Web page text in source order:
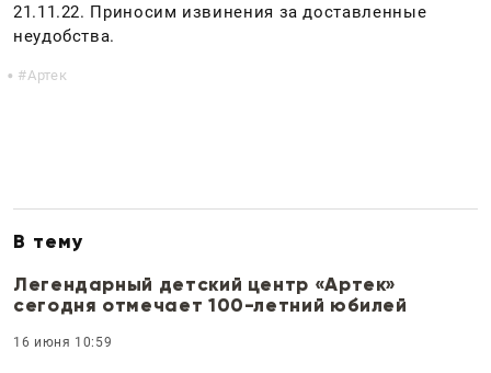
21.11.22. Приносим извинения за доставленные
неудобства.
Артек
В тему
Легендарный детский центр «Артек»
сегодня отмечает 100-летний юбилей
16 июня 10:59